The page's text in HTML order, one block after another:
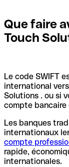
Que faire
Touch
Le code SWIFT
international
Solutions . ou si
compte bancaire
Les banques
internationaux
compte
rapide,
internationales.